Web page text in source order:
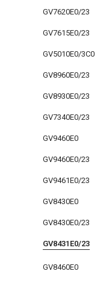
GV7620E0/23
GV7615E0/23
GV5010E0/3C0
GV8960E0/23
GV8930E0/23
GV7340E0/23
GV9460E0
GV9460E0/23
GV9461E0/23
GV8430E0
GV8430E0/23
GV8431E0/23
GV8460E0